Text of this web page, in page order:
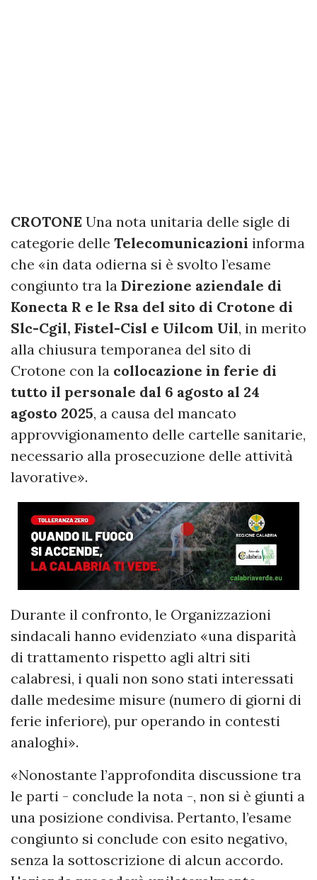
CROTONE Una nota unitaria delle sigle di
categorie delle Telecomunicazioni informa
che «in data odierna si è svolto l’esame
congiunto tra la Direzione aziendale di
Konecta R e le Rsa del sito di Crotone di
Slc-Cgil, Fistel-Cisl e Uilcom Uil, in merito
alla chiusura temporanea del sito di
Crotone con la collocazione in ferie di
tutto il personale dal 6 agosto al 24
agosto 2025, a causa del mancato
approvvigionamento delle cartelle sanitarie,
necessario alla prosecuzione delle attività
lavorative».
Durante il confronto, le Organizzazioni
sindacali hanno evidenziato «una disparità
di trattamento rispetto agli altri siti
calabresi, i quali non sono stati interessati
dalle medesime misure (numero di giorni di
ferie inferiore), pur operando in contesti
analoghi».
«Nonostante l’approfondita discussione tra
le parti - conclude la nota -, non si è giunti a
una posizione condivisa. Pertanto, l’esame
congiunto si conclude con esito negativo,
senza la sottoscrizione di alcun accordo.